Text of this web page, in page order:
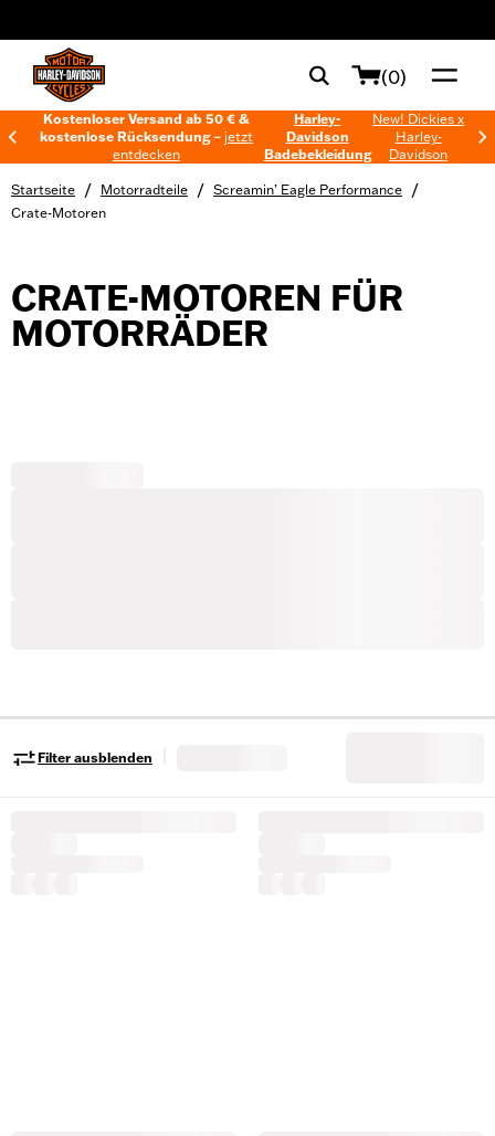
(0)
Kostenloser Versand ab 50 € &
kostenlose Rücksendung – jetzt
entdecken
Harley-
Davidson
Badebekleidung
New! Dickies x
Harley-
Davidson
Startseite / Motorradteile / Screamin’ Eagle Performance /
Crate-Motoren
CRATE-MOTOREN FÜR
MOTORRÄDER
Filter ausblenden